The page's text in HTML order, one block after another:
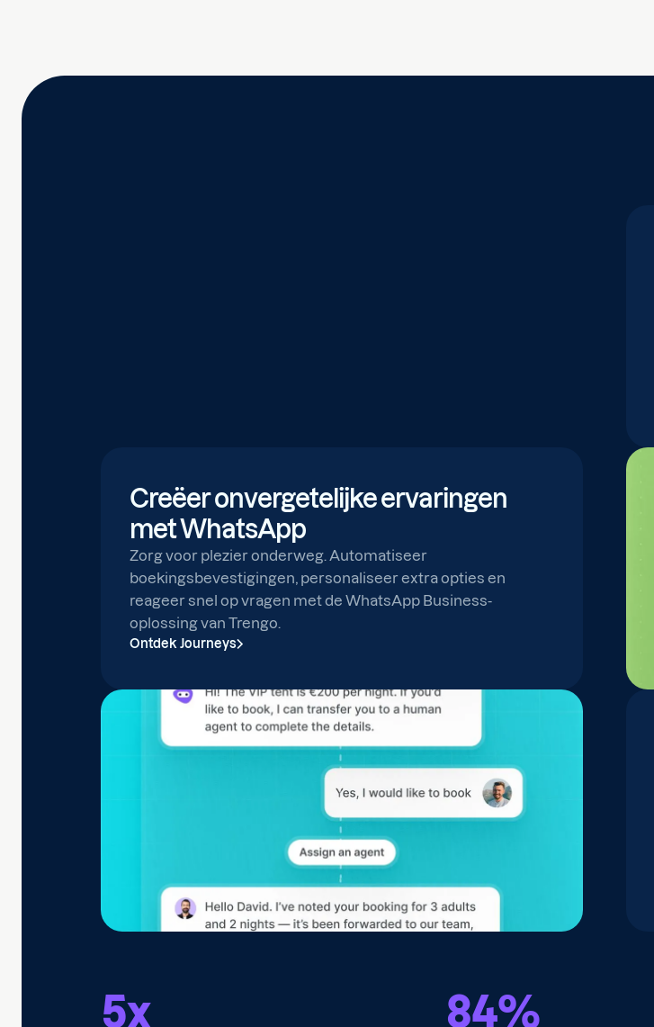
Creëer onvergetelijke ervaringen
met WhatsApp
Zorg voor plezier onderweg. Automatiseer
boekingsbevestigingen, personaliseer extra opties en
reageer snel op vragen met de WhatsApp Business-
oplossing van Trengo.
Ontdek Journeys
5x 84%